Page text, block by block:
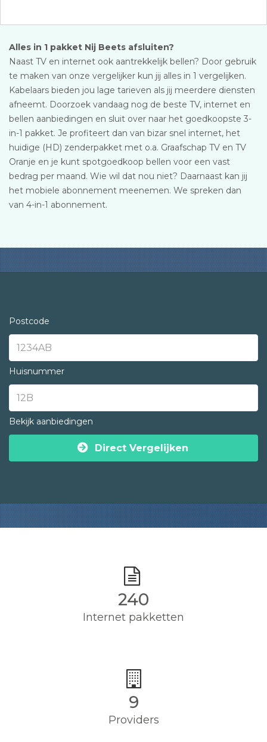
Alles in 1 pakket Nij Beets afsluiten?
Naast TV en internet ook aantrekkelijk bellen? Door gebruik
te maken van onze vergelijker kun jij alles in 1 vergelijken.
Kabelaars bieden jou lage tarieven als jij meerdere diensten
afneemt. Doorzoek vandaag nog de beste TV, internet en
bellen aanbiedingen en sluit over naar het goedkoopste 3-
in-1 pakket. Je profiteert dan van bizar snel internet, het
huidige (HD) zenderpakket met o.a. Graafschap TV en TV
Oranje en je kunt spotgoedkoop bellen voor een vast
bedrag per maand. Wie wil dat nou niet? Daarnaast kan jij
het mobiele abonnement meenemen. We spreken dan
van 4-in-1 abonnement.
Postcode
Huisnummer
Bekijk aanbiedingen
Direct Vergelijken
240
Internet pakketten
9
Providers